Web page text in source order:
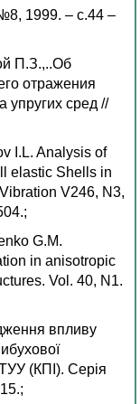
1999. – с.44 –
П.З.,..Об
отражения
упругих сред //
I.L. Analysis of
elastic Shells in
V246, N3,
G.M.
in anisotropic
Vol. 40, N1.
впливу
(КПІ). Серія